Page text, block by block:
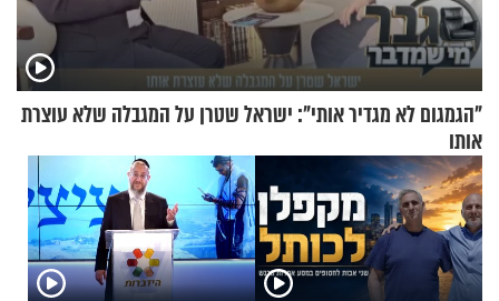
"הגמגום לא מגדיר אותי": ישראל שטרן על המגבלה שלא עוצרת
אותו